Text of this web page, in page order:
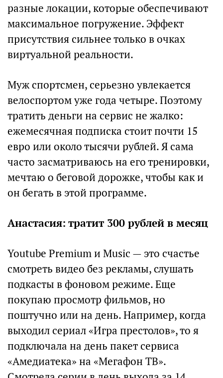
разные локации, которые обеспечивают
максимальное погружение. Эффект
присутствия сильнее только в очках
виртуальной реальности.
Муж спортсмен, серьезно увлекается
велоспортом уже года четыре. Поэтому
тратить деньги на сервис не жалко:
ежемесячная подписка стоит почти 15
евро или около тысячи рублей. Я сама
часто засматриваюсь на его тренировки,
мечтаю о беговой дорожке, чтобы как и
он бегать в этой программе.
Анастасия: тратит 300 рублей в месяц
Youtube Premium и Music — это счастье
смотреть видео без рекламы, слушать
подкасты в фоновом режиме. Еще
покупаю просмотр фильмов, но
поштучно или на день. Например, когда
выходил сериал «Игра престолов», то я
подключала на день пакет сервиса
«Амедиатека» на «Мегафон ТВ».